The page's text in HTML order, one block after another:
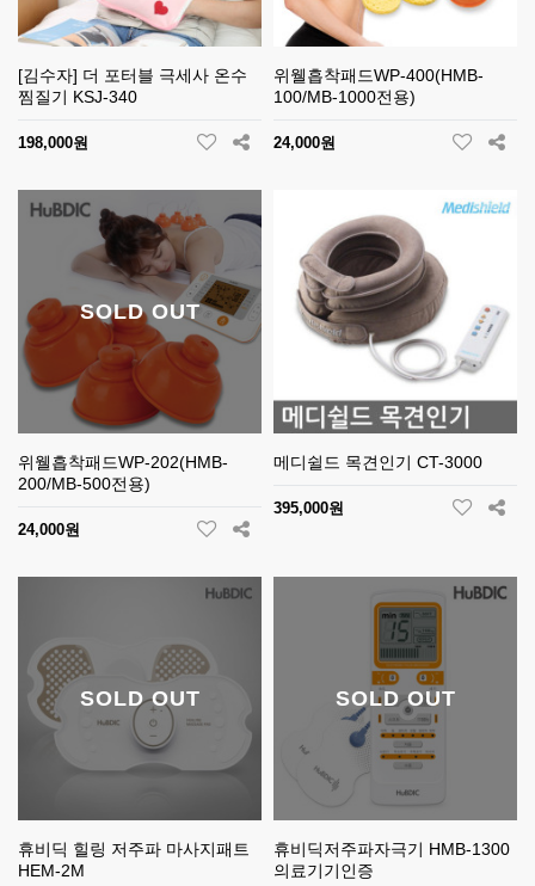
[김수자] 더 포터블 극세사 온수
찜질기 KSJ-340
198,000원
위웰흡착패드WP-400(HMB-
100/MB-1000전용)
24,000원
SOLD OUT
위웰흡착패드WP-202(HMB-
200/MB-500전용)
24,000원
메디쉴드 목견인기 CT-3000
395,000원
SOLD OUT
휴비딕 힐링 저주파 마사지패트
HEM-2M
SOLD OUT
휴비딕저주파자극기 HMB-1300
의료기기인증